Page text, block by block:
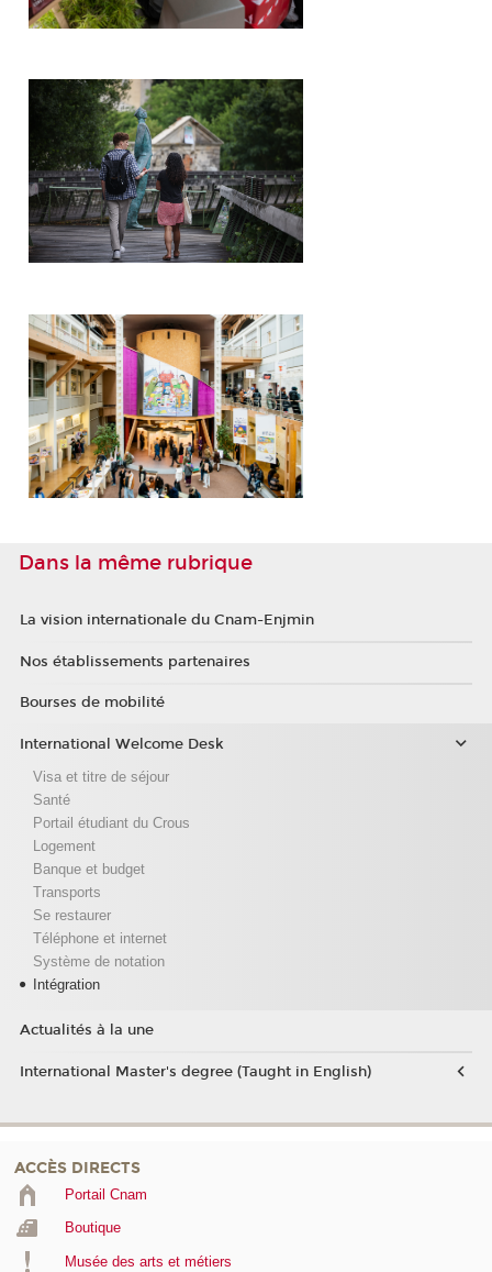
Dans la même rubrique
La vision internationale du Cnam-Enjmin
Nos établissements partenaires
Bourses de mobilité
International Welcome Desk
Visa et titre de séjour
Santé
Portail étudiant du Crous
Logement
Banque et budget
Transports
Se restaurer
Téléphone et internet
Système de notation
Intégration
Actualités à la une
International Master's degree (Taught in English)
ACCÈS DIRECTS
Portail Cnam
Boutique
Musée des arts et métiers